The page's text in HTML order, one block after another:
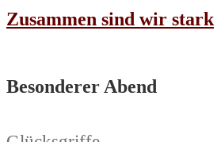
Zusammen sind wir stark
Besonderer Abend